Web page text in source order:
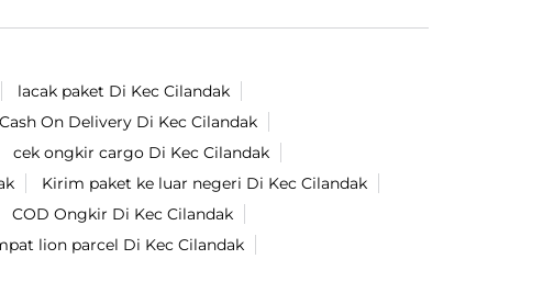
lacak paket Di Kec Cilandak
Cash On Delivery Di Kec Cilandak
cek ongkir cargo Di Kec Cilandak
Kirim paket ke luar negeri Di Kec Cilandak
COD Ongkir Di Kec Cilandak
lion parcel Di Kec Cilandak